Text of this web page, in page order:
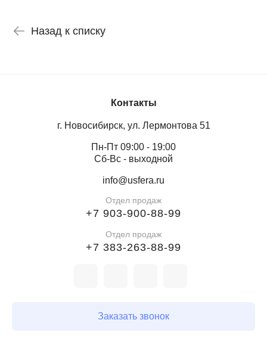
Назад к списку
Контакты
г. Новосибирск, ул. Лермонтова 51
Пн-Пт 09:00 - 19:00
Сб-Вс - выходной
info@usfera.ru
Отдел продаж
+7 903-900-88-99
Отдел продаж
+7 383-263-88-99
Заказать звонок